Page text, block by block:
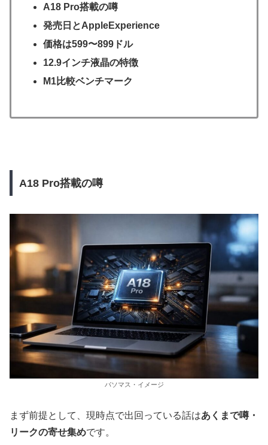
A18 Pro搭載の噂
発売日とAppleExperience
価格は599〜899ドル
12.9インチ液晶の特徴
M1比較ベンチマーク
A18 Pro搭載の噂
パソマス・イメージ
まず前提として、現時点で出回っている話はあくまで噂・
リークの寄せ集めです。